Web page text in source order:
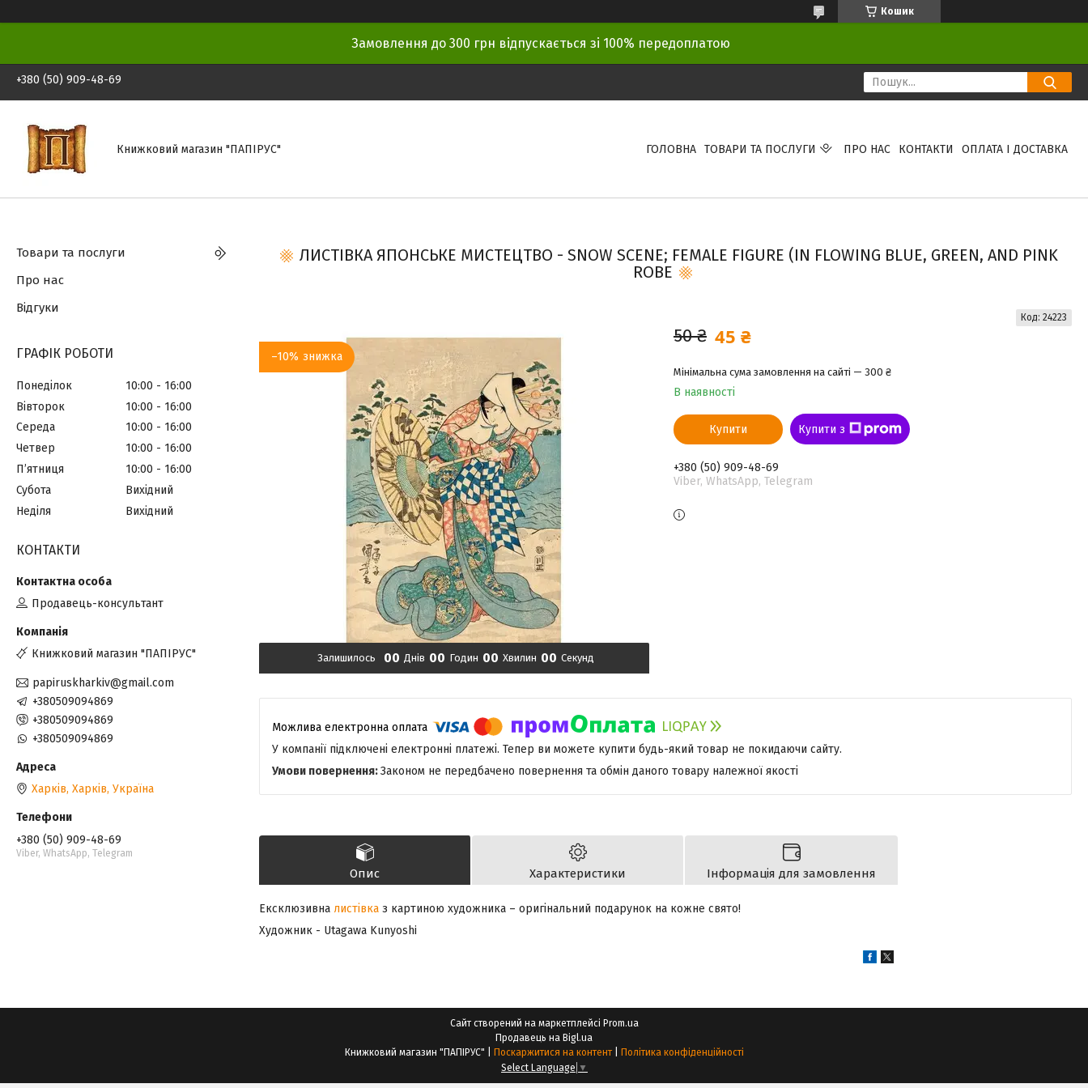
Кошик
Замовлення до 300 грн відпускається зі 100% передоплатою
+380 (50) 909-48-69
Книжковий магазин "ПАПІРУС" ГОЛОВНА ТОВАРИ ТА ПОСЛУГИ ПРО НАС КОНТАКТИ ОПЛАТА І ДОСТАВКА
ЛИСТІВКА ЯПОНСЬКЕ МИСТЕЦТВО - SNOW SCENE; FEMALE FIGURE (IN FLOWING BLUE, GREEN, AND PINK
ROBE
–10%
Залишилось 00 Днів 00 Годин 00 Хвилин 00 Секунд
50 ₴ 45 ₴
Мінімальна сума замовлення на сайті — 300 ₴
В наявності
Код: 24223
Купити Купити з
+380 (50) 909-48-69
Viber, WhatsApp, Telegram
У компанії підключені електронні платежі. Тепер ви можете купити будь-який товар не покидаючи сайту.
Законом не передбачено повернення та обмін даного товару належної якості
Опис Характеристики Інформація для замовлення
Ексклюзивна листівка з картиною художника – оригінальний подарунок на кожне свято!
Художник - Utagawa Kunyoshi
Товари та послуги
Про нас
Відгуки
ГРАФІК РОБОТИ
Понеділок 10:00
16:00
Вівторок
10:00
16:00
Середа
10:00
16:00
Четвер
10:00
16:00
Пʼятниця
10:00
16:00
Субота
Вихідний
Неділя
Вихідний
КОНТАКТИ
Продавець-консультант
Книжковий магазин "ПАПІРУС"
papiruskharkiv@gmail.com
+380509094869
+380509094869
+380509094869
Харків, Харків, Україна
+380 (50) 909-48-69
Viber, WhatsApp, Telegram
Сайт створений на маркетплейсі Prom.ua
Продавець на Bigl.ua
Поскаржитися на контент
Політика конфіденційності
Select Language ▼